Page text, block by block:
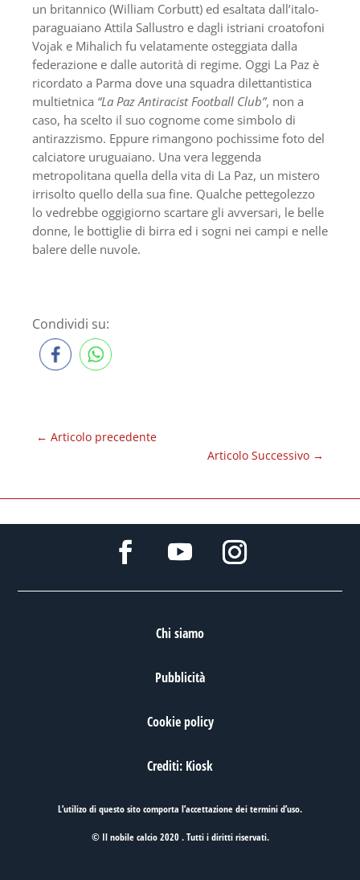
un britannico (William Corbutt) ed esaltata dall’italo-
paraguaiano Attila Sallustro e dagli istriani croatofoni
Vojak e Mihalich fu velatamente osteggiata dalla
federazione e dalle autorità di regime. Oggi La Paz è
ricordato a Parma dove una squadra dilettantistica
multietnica “La Paz Antiracist Football Club”, non a
caso, ha scelto il suo cognome come simbolo di
antirazzismo. Eppure rimangono pochissime foto del
calciatore uruguaiano. Una vera leggenda
metropolitana quella della vita di La Paz, un mistero
irrisolto quello della sua fine. Qualche pettegolezzo
lo vedrebbe oggigiorno scartare gli avversari, le belle
donne, le bottiglie di birra ed i sogni nei campi e nelle
balere delle nuvole.
Condividi su:
← Articolo precedente
Articolo Successivo →
Chi siamo
Pubblicità
Cookie policy
Crediti: Kiosk
L’utilizo di questo sito comporta l’accettazione deitermini d’uso.
© Il nobile calcio 2020 . Tutti i diritti riservati.